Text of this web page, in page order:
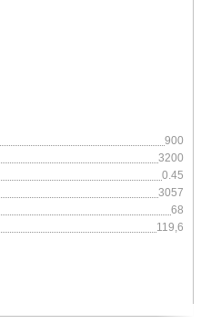
900
3200
0.45
3057
68
119,6